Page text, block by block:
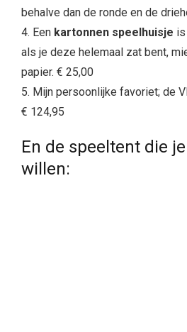
behalve dan de ronde en de
4. Een kartonnen speelhuisje
als je deze helemaal zat bent,
papier. € 25,00
5. Mijn persoonlijke favoriet; de
€ 124,95
En de speeltent die
willen: